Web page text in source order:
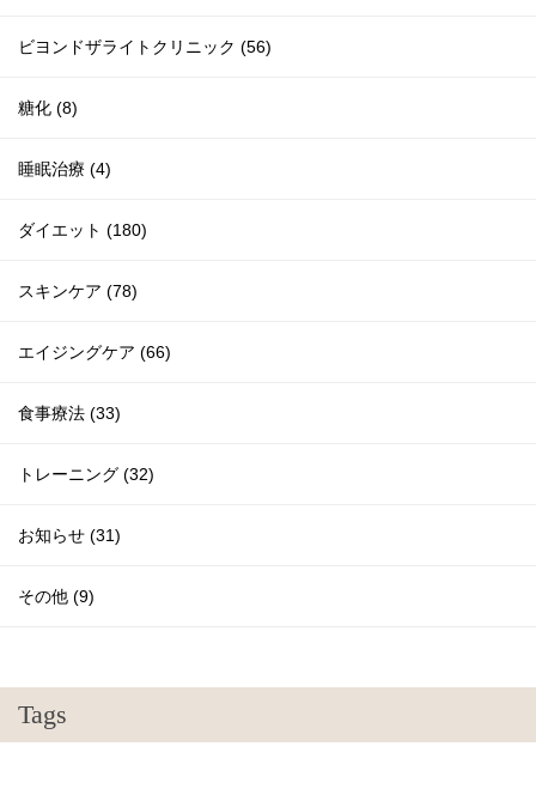
ビヨンドザライトクリニック (56)
糖化 (8)
睡眠治療 (4)
ダイエット (180)
スキンケア (78)
エイジングケア (66)
食事療法 (33)
トレーニング (32)
お知らせ (31)
その他 (9)
Tags